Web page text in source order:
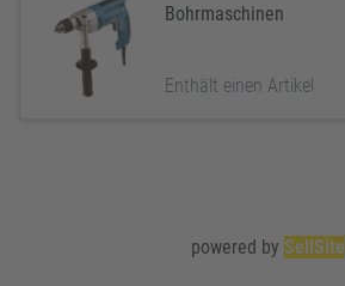
Bohrmaschinen
Enthält einen Artikel
powered by SellSite